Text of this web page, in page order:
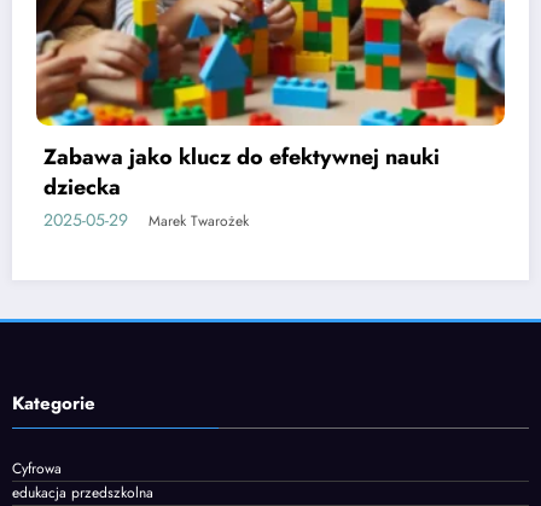
Etapy rozwoju mowy u dzieci i jak je
wspierać
2025-06-05 Marek Twarożek
Kategorie
Cyfrowa
edukacja przedszkolna